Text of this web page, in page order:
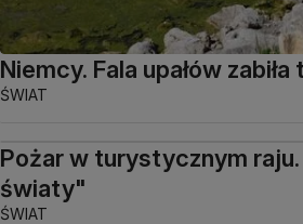
Niemcy. Fala upałów
ŚWIAT
Pożar w turystycznym
światy"
ŚWIAT